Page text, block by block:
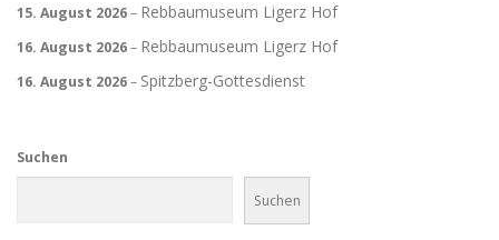
15. August 2026– Rebbaumuseum Ligerz Hof
16. August 2026– Rebbaumuseum Ligerz Hof
16. August 2026– Spitzberg-Gottesdienst
Suchen
Suchen